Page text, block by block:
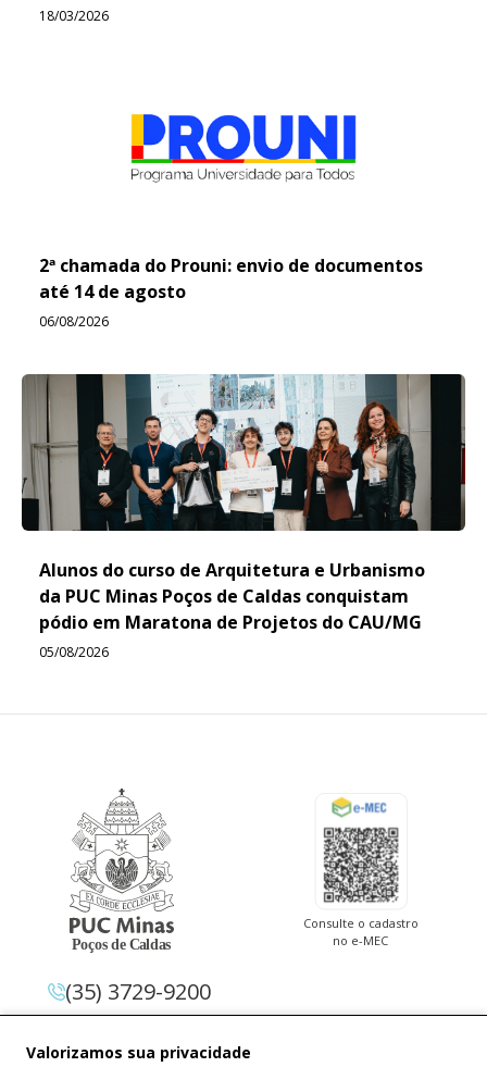
18/03/2026
2ª chamada do Prouni: envio de documentos
até 14 de agosto
06/08/2026
Alunos do curso de Arquitetura e Urbanismo
da PUC Minas Poços de Caldas conquistam
pódio em Maratona de Projetos do CAU/MG
05/08/2026
Valorizamos sua privacidade
Consulte o cadastro
no e-MEC
(35) 3729-9200